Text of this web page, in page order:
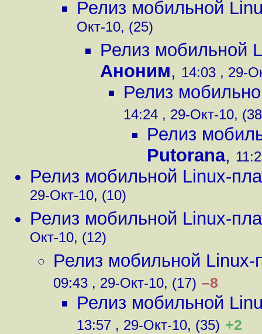
Релиз мобильной
Окт-10, (25)
Релиз мобильной
Аноним, 14:03 , 29-
Релиз
14:24 , 29-Окт-10,
Релиз
Putorana,
Релиз мобильной Linux-
29-Окт-10, (10)
Релиз мобильной Linux-
Окт-10, (12)
Релиз мобильной
09:43 , 29-Окт-10, (17) –8
Релиз мобильной
13:57 , 29-Окт-10, (35) +2